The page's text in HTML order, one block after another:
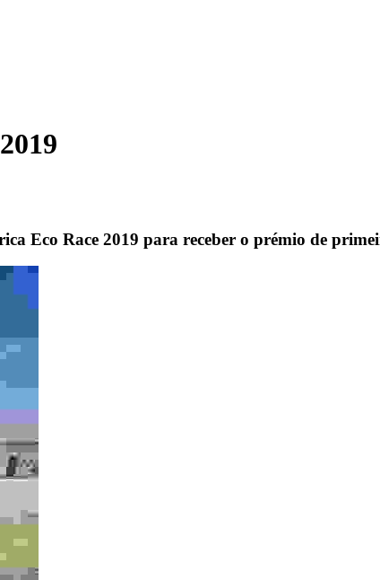
Eco Race 2019 para receber o prémio de